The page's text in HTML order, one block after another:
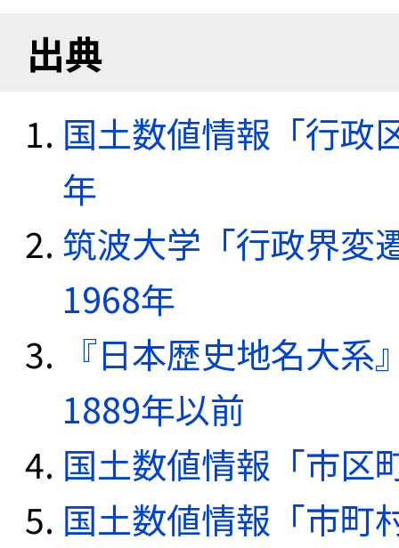
出典
国土数値情報「行政
年
筑波大学「行政界変
1968年
『日本歴史地名大
1889年以前
国土数値情報「市区
国土数値情報「市町